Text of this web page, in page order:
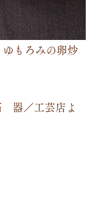
もろみの卵炒
器／工芸店よ